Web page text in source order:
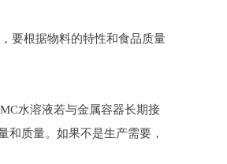
要根据物料的特性和食品质量
水溶液若与金属容器长期接
和质量。如果不是生产需要，